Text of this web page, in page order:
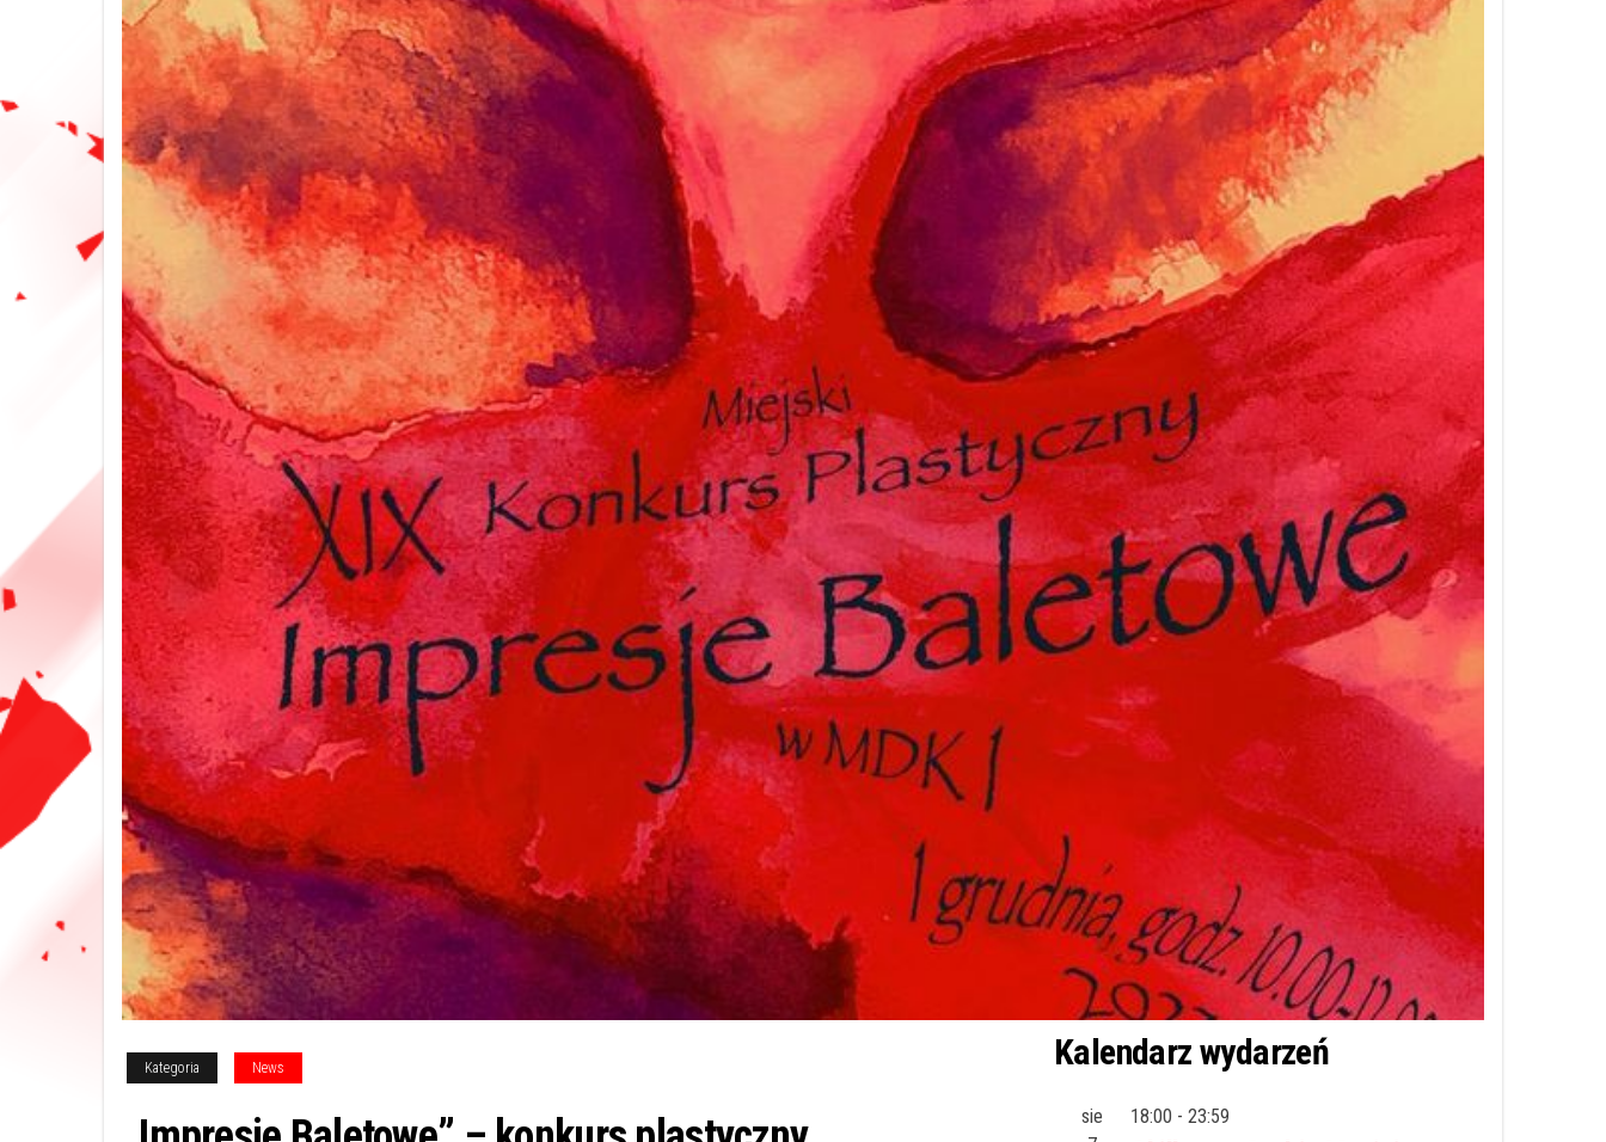
Kategoria News Kalendarz wydarzeń
sie
18:00 - 23:59